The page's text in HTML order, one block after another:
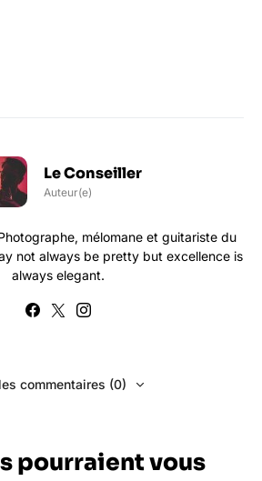
Le Conseiller
Auteur(e)
mélomane et guitariste du
not always be pretty but excellence is
always elegant.
commentaires (0)
pourraient vous